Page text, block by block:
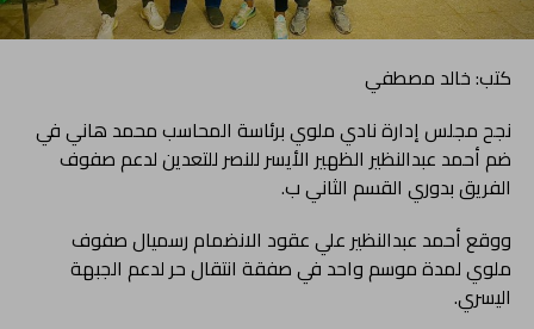
كتب: خالد مصطفي
نجح مجلس إدارة نادي ملوي برئاسة المحاسب محمد هاني في
ضم أحمد عبدالنظير الظهير الأيسر للنصر للتعدين لدعم صفوف
الفريق بدوري القسم الثاني ب.
ووقع أحمد عبدالنظير علي عقود الانضمام رسميال صفوف
ملوي لمدة موسم واحد في صفقة انتقال حر لدعم الجبهة
اليسري.